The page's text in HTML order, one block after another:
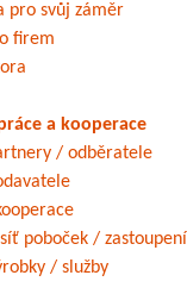
pro svůj záměr
firem
a kooperace
/ odběratele
poboček / zastoupení
/ služby